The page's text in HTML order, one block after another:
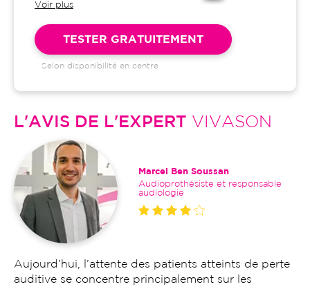
Voir plus
inclus : bilans auditifs, adaptation
initiale, visites de contrôle, visites
de réglages, dépannages
TESTER GRATUITEMENT
Selon disponibilité en centre
L'AVIS DE L'EXPERT VIVASON
Marcel Ben Soussan
Audioprothésiste et responsable
audiologie
Aujourd’hui, l’attente des patients atteints de perte
auditive se concentre principalement sur les